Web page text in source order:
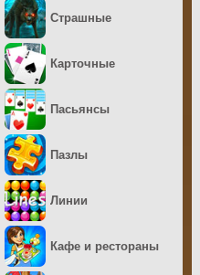
Страшные
Карточные
Пасьянсы
Пазлы
Линии
Кафе и рестораны